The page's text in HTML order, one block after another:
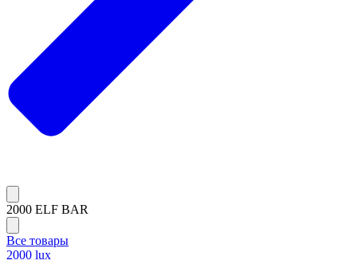
2000 ELF BAR
Все товары
2000 lux